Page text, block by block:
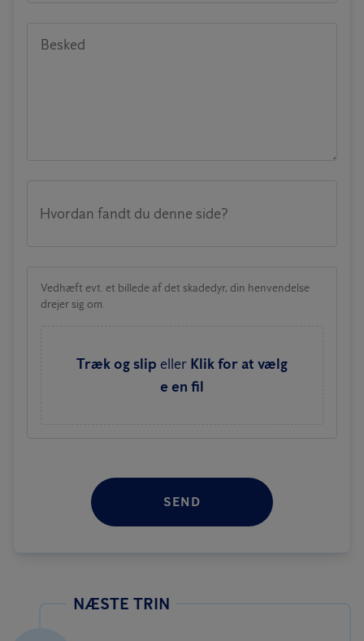
Besked
Hvordan fandt du denne side?
Vedhæft evt. et billede af det skadedyr, din henvendelse
drejer sig om.
Træk og slip eller Klik for at vælg
e en fil
SEND
NÆSTE TRIN